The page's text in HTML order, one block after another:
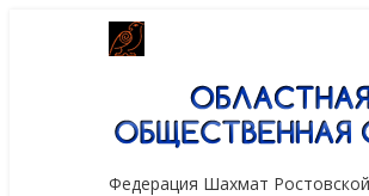
Федерация Шахмат